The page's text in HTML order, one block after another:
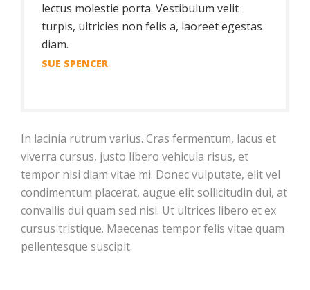
lectus molestie porta. Vestibulum velit
turpis, ultricies non felis a, laoreet egestas
diam.
SUE SPENCER
In lacinia rutrum varius. Cras fermentum, lacus et
viverra cursus, justo libero vehicula risus, et
tempor nisi diam vitae mi. Donec vulputate, elit vel
condimentum placerat, augue elit sollicitudin dui, at
convallis dui quam sed nisi. Ut ultrices libero et ex
cursus tristique. Maecenas tempor felis vitae quam
pellentesque suscipit.